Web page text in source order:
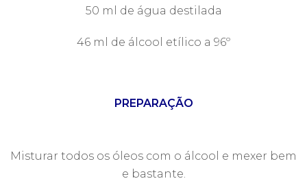
50 ml de água destilada
46 ml de álcool etílico a 96º
PREPARAÇÃO
Misturar todos os óleos com o álcool e mexer bem
e bastante.